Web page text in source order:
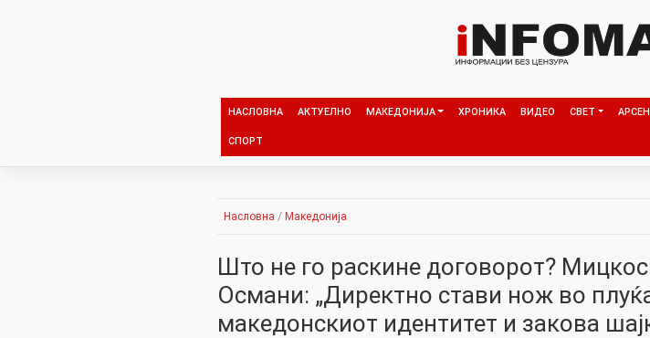
НАСЛОВНА АКТУЕЛНО МАКЕДОНИЈА ХРОНИКА ВИДЕО СВЕТ
СПОРТ
Насловна / Македонија
Што не го раскине договорот?
Османи: „Директно стави нож во
македонскиот идентитет и закова